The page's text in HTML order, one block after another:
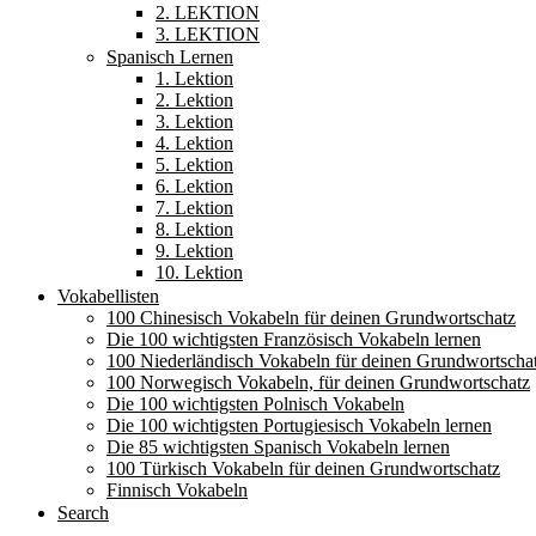
2. LEKTION
3. LEKTION
Spanisch Lernen
1. Lektion
2. Lektion
3. Lektion
4. Lektion
5. Lektion
6. Lektion
7. Lektion
8. Lektion
9. Lektion
10. Lektion
Vokabellisten
100 Chinesisch Vokabeln für deinen Grundwortschatz
Die 100 wichtigsten Französisch Vokabeln lernen
100 Niederländisch Vokabeln für deinen
100 Norwegisch Vokabeln, für deinen Grundwortschatz
Die 100 wichtigsten Polnisch Vokabeln
Die 100 wichtigsten Portugiesisch Vokabeln lernen
Die 85 wichtigsten Spanisch Vokabeln lernen
100 Türkisch Vokabeln für deinen Grundwortschatz
Finnisch Vokabeln
Search